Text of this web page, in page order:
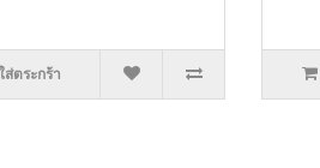
ตระกร้า